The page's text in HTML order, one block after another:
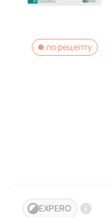
по рецепту
EXPERO